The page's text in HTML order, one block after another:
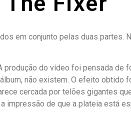
em conjunto pelas duas partes.
produção do vídeo foi pensada de
não existem. O efeito obtido
cercada por telões gigantes
impressão de que a plateia está